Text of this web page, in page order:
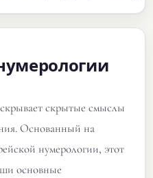
скрытые смыслы
Основанный на
нумерологии, этот
основные